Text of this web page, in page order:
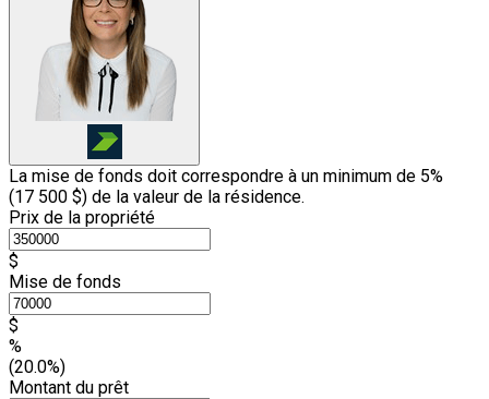
La mise de fonds doit correspondre à un minimum de 5%
(17 500 $) de la valeur de la résidence.
Prix de la propriété
$
Mise de fonds
$
%
(20.0%)
Montant du prêt